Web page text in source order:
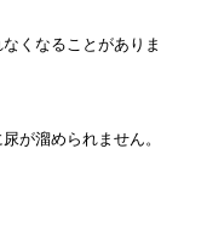
くなることがありま
が溜められません。